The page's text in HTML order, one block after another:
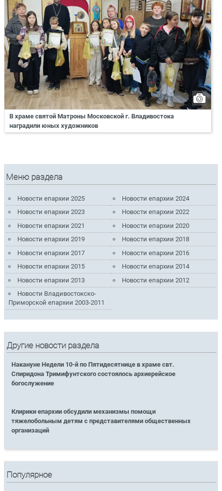
В храме святой Матроны Московской г. Владивостока
наградили юных художников
Меню раздела
Новости епархии 2025
Новости епархии 2024
Новости епархии 2023
Новости епархии 2022
Новости епархии 2021
Новости епархии 2020
Новости епархии 2019
Новости епархии 2018
Новости епархии 2017
Новости епархии 2016
Новости епархии 2015
Новости епархии 2014
Новости епархии 2013
Новости епархии 2012
Новости Владивостокско-
Приморской епархии 2003-2011
Другие новости раздела
Накануне Недели 10-й по Пятидесятнице в храме свт.
Спиридона Тримифунтского состоялось архиерейское
богослужение
Клирики епархии обсудили механизмы помощи
тяжелобольным детям с представителями общественных
организаций
Популярное